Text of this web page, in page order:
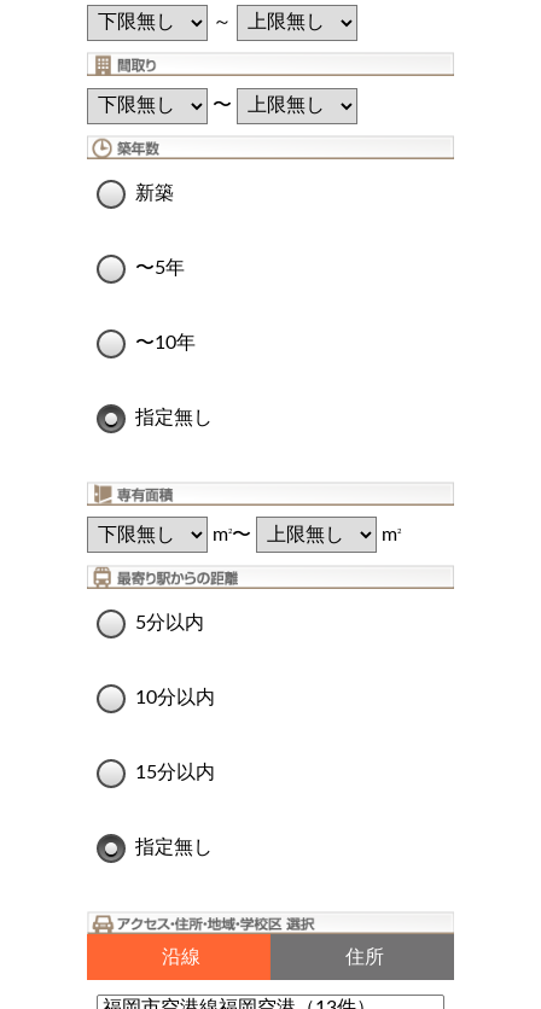
～
〜
新築
〜5年
〜10年
指定無し
m2〜 m2
5分以内
10分以内
15分以内
指定無し
沿線 住所